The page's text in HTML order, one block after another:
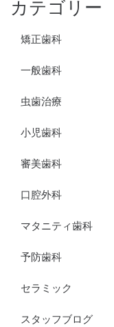
カテゴリー
矯正歯科
一般歯科
虫歯治療
小児歯科
審美歯科
口腔外科
マタニティ歯科
予防歯科
セラミック
スタッフブログ